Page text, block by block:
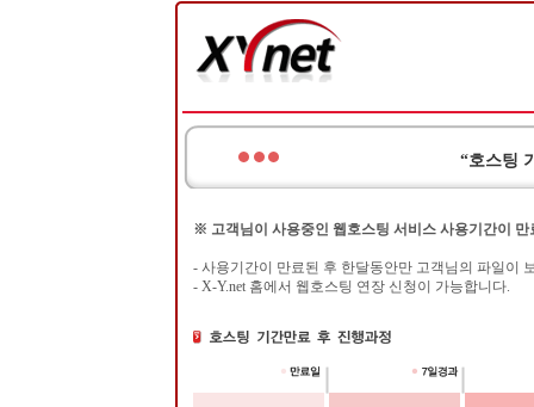
“호스팅
※ 고객님이 사용중인 웹호스팅 서비스 사용기간이 만
- 사용기간이 만료된 후 한달동안만 고객님의 파일이
- X-Y.net 홈에서 웹호스팅 연장 신청이 가능합니다.